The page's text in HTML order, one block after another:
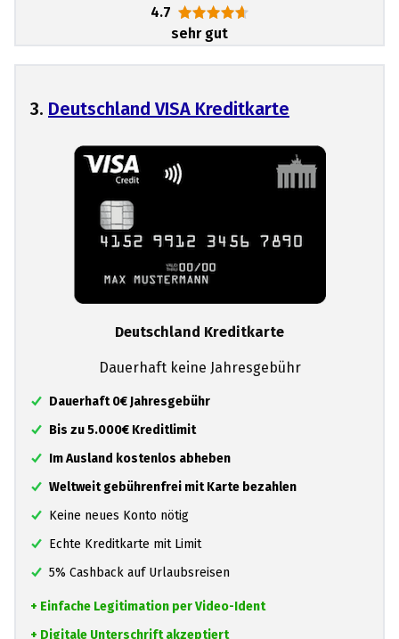
4.7
sehr gut
3. Deutschland VISA Kreditkarte
Deutschland Kreditkarte
Dauerhaft keine Jahresgebühr
Dauerhaft 0€ Jahresgebühr
Bis zu 5.000€ Kreditlimit
Im Ausland kostenlos abheben
Weltweit gebührenfrei mit Karte bezahlen
Keine neues Konto nötig
Echte Kreditkarte mit Limit
5% Cashback auf Urlaubsreisen
+ Einfache Legitimation per Video-Ident
+ Digitale Unterschrift akzeptiert